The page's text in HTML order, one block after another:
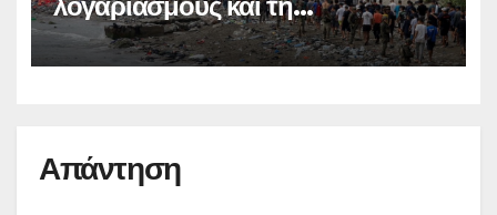
μεταναστευτική κρίση
Απάντηση